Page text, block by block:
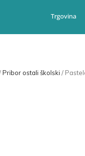
Trgovina
Pribor ostali školski /